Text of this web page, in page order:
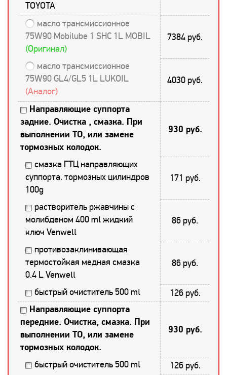
TOYOTA
масло трансмиссионное
75W90 Mobilube 1 SHC 1L MOBIL
(Оригинал)
7384 руб.
масло трансмиссионное
75W90 GL4/GL5 1L LUKOIL
(Аналог)
4030 руб.
Направляющие суппорта
задние. Очистка , смазка. При
выполнении ТО, или замене
тормозных колодок.
930 руб.
смазка ГТЦ направляющих
суппорта. тормозных цилиндров
100g
171 руб.
растворитель ржавчины с
молибденом 400 ml жидкий
ключ Venwell
86 руб.
противозаклинивающая
термостойкая медная смазка
0.4 L Venwell
86 руб.
быстрый очиститель 500 ml 126 руб.
Направляющие суппорта
передние. Очистка, смазка. При
выполнении ТО, или замене
тормозных колодок.
930 руб.
быстрый очиститель 500 ml
126 руб.